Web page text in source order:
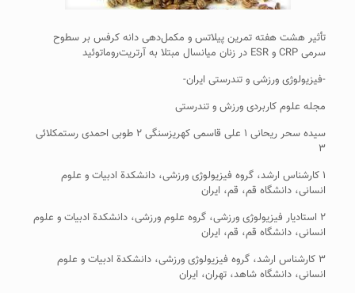
تأثیر هشت هفته تمرین پیلاتس و مکمل‌دهی دانه کرفس بر سطوح
سرمی CRP و ESR در زنان میانسال مبتلا به آرتریت‌روماتوئید
-فیزیولوژی ورزشی و تندرستی ایران-
مجله علوم کاربردی ورزش و تندرستی
سیده سحر ریحانی ۱ علی قاسمی کهریزسنگی ۲ طوبی احمدی رستمکلائی
۳
۱ کارشناس ارشد، گروه فیزیولوژی ورزشی، دانشکدة ادبیات و علوم
انسانی، دانشگاه قم، قم، ایران
۲ استادیار فیزیولوژی ورزشی، گروه علوم ورزشی، دانشکدة ادبیات و علوم
انسانی، دانشگاه قم، قم، ایران
۳ کارشناس ارشد، گروه فیزیولوژی ورزشی، دانشکدة ادبیات و علوم
انسانی، دانشگاه شاهد، تهران، ایران